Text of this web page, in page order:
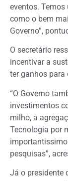
eventos.
como o bem
Governo”,
O secretário
incentivar a
ter ganhos para
“O Governo
investimentos
milho, a
Tecnologia por
pesquisas”,
Já o presidente